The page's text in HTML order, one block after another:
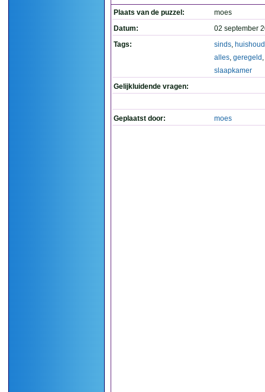
Plaats van de puzzel:
moes
Datum:
02 september
Tags:
sinds,
alles, geregeld ,
slaapkamer
Gelijkluidende vragen:
Geplaatst door: moes